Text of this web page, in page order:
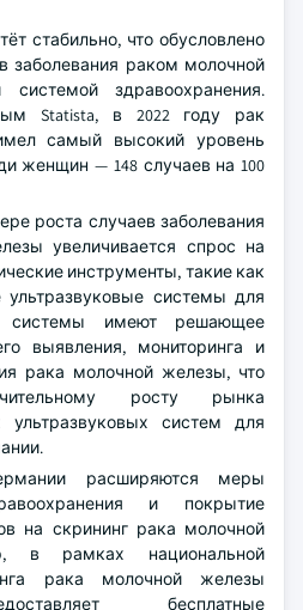
стабильно, что обусловлено
заболевания раком молочной
здравоохранения.
Statista, в 2022 году рак
самый высокий уровень
женщин — 148 случаев на 100
роста случаев заболевания
увеличивается спрос на
инструменты, такие как
ультразвуковые системы для
системы имеют решающее
выявления, мониторинга и
рака молочной железы, что
росту рынка
ультразвуковых систем для
расширяются меры
и покрытие
на скрининг рака молочной
в рамках национальной
рака молочной железы
бесплатные